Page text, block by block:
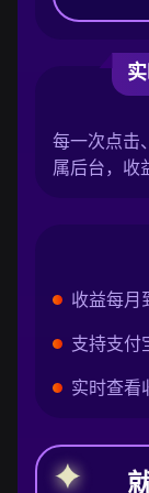
每一次点击
属后台，收
收益每月
支持支付
实时查看